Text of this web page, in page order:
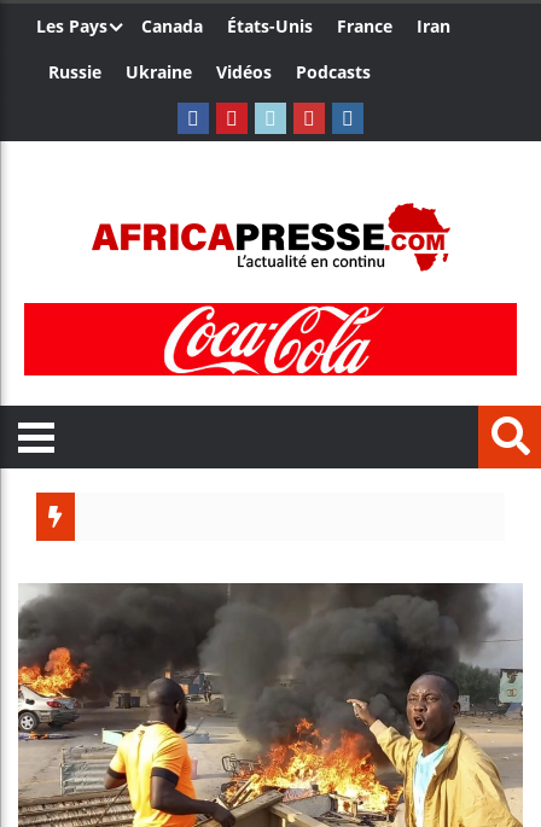
Les Pays Canada États-Unis France
Iran
Russie
Ukraine Vidéos Podcasts
Bénin :
Aliko